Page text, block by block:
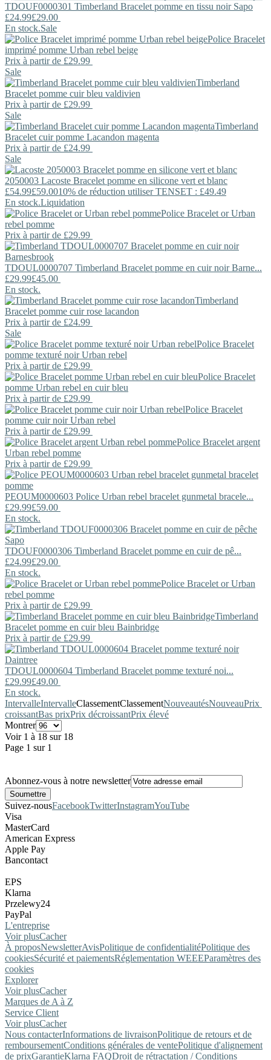
TDOUF0000301 Timberland Bracelet pomme en tissu noir Sapo
£24.99£29.00
En stock.Sale
Police Bracelet
imprimé pomme Urban rebel beige
Prix ​​à partir de £29.99
Sale
Timberland
Bracelet pomme cuir bleu valdivien
Prix ​​à partir de £29.99
Sale
Timberland
Bracelet cuir pomme Lacandon magenta
Prix ​​à partir de £24.99
Sale
2050003 Lacoste Bracelet pomme en silicone vert et blanc
£54.99£59.0010% de réduction utiliser TENSET : £49.49
En stock.Liquidation
Police Bracelet or Urban
rebel pomme
Prix ​​à partir de £29.99
TDOUL0000707 Timberland Bracelet pomme en cuir noir Barne...
£29.99£45.00
En stock.
Timberland
Bracelet pomme cuir rose lacandon
Prix ​​à partir de £24.99
Sale
Police Bracelet
pomme texturé noir Urban rebel
Prix ​​à partir de £29.99
Police Bracelet
pomme Urban rebel en cuir bleu
Prix ​​à partir de £29.99
Police Bracelet
pomme cuir noir Urban rebel
Prix ​​à partir de £29.99
Police Bracelet argent
Urban rebel pomme
Prix ​​à partir de £29.99
PEOUM0000603 Police Urban rebel bracelet gunmetal bracele...
£29.99£59.00
En stock.
TDOUF0000306 Timberland Bracelet pomme en cuir de pê...
£24.99£29.00
En stock.
Police Bracelet or Urban
rebel pomme
Prix ​​à partir de £29.99
Timberland
Bracelet pomme en cuir bleu Bainbridge
Prix ​​à partir de £29.99
TDOUL0000604 Timberland Bracelet pomme texturé noi...
£29.99£49.00
En stock.
IntervalleIntervalleClassementClassementNouveautésNouveauPrix ​​
croissantBas prixPrix décroissantPrix élevé
Montrer
Voir 1 à 18 sur 18
Page 1 sur 1
Abonnez-vous à notre newsletter
Suivez-nousFacebookTwitterInstagramYouTube
Visa
MasterCard
American Express
Apple Pay
Bancontact
EPS
Klarna
Przelewy24
PayPal
L'entreprise
Voir plusCacher
À proposNewsletterAvisPolitique de confidentialitéPolitique des
cookiesSécurité et paiementsRéglementation WEEEParamètres des
cookies
Explorer
Voir plusCacher
Marques de A à Z
Service Client
Voir plusCacher
Nous contacterInformations de livraisonPolitique de retours et de
remboursementConditions générales de ventePolitique d'alignement
de prixGarantieKlarna FAQDroit de rétractation / Conditions